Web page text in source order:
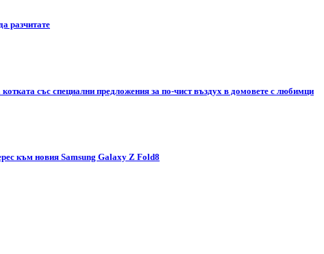
разчитате
със специални предложения за по-чист въздух в домовете с любимци
към новия Samsung Galaxy Z Fold8